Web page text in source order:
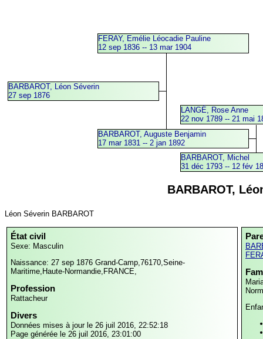
BARBAROT, Léon Séverin
27 sep 1876
FERAY, Emélie Léocadie Pauline
12 sep 1836 -- 13 mar 1904
BARBAROT, Auguste Benjamin
17 mar 1831 -- 2 jan 1892
LANGÉ, Rose Anne
22 nov 1789 -- 21 mai
BARBAROT, Michel
31 déc 1793 -- 12 fév
BARBAROT,
Léon Séverin BARBAROT
État civil
Sexe: Masculin
Naissance: 27 sep 1876 Grand-Camp,76170,Seine-
Maritime,Haute-Normandie,FRANCE,
Profession
Rattacheur
Divers
Données mises à jour le 26 juil 2016, 22:52:18
Page générée le 26 juil 2016, 23:01:00